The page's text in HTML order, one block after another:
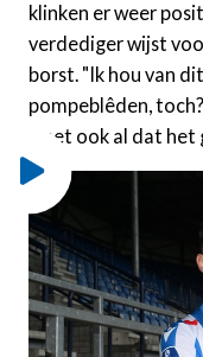
klinken er weer
verdediger wijst
borst. "Ik hou van
pompeblêden,
weet ook al dat het